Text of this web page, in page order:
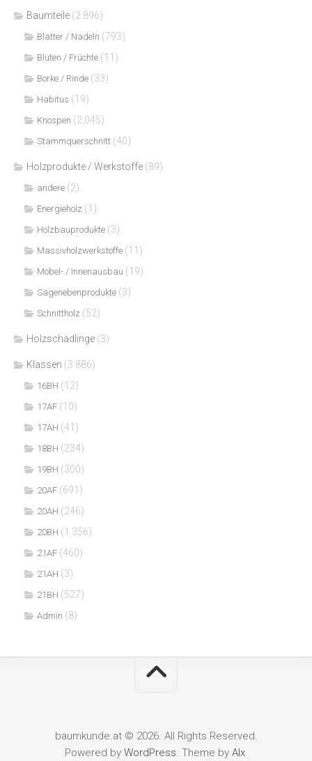
Baumteile (2.896)
Blätter / Nadeln (793)
Blüten / Früchte (11)
Borke / Rinde (33)
Habitus (19)
Knospen (2.045)
Stammquerschnitt (40)
Holzprodukte / Werkstoffe (89)
andere (2)
Energieholz (1)
Holzbauprodukte (3)
Massivholzwerkstoffe (11)
Möbel- / Innenausbau (19)
Sägenebenprodukte (3)
Schnittholz (52)
Holzschädlinge (3)
Klassen (3.886)
16BH (12)
17AF (10)
17AH (41)
18BH (234)
19BH (300)
20AF (691)
20AH (246)
20BH (1.356)
21AF (460)
21AH (3)
21BH (527)
Admin (8)
baumkunde.at © 2026. All Rights Reserved.
Powered by WordPress. Theme by Alx.